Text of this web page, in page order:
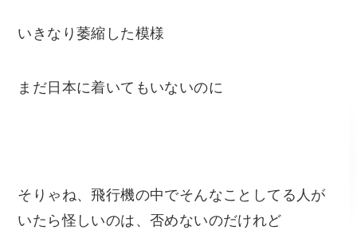
いきなり萎縮した模様
まだ日本に着いてもいないのに
そりゃね、飛行機の中でそんなことしてる人が
いたら怪しいのは、否めないのだけれど